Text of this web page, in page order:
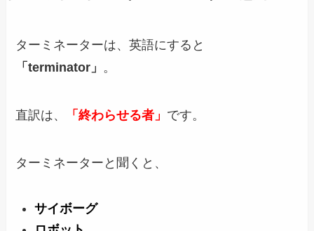
ターミネーターは、英語にすると
「terminator」 。
直訳は、 「終わらせる者」 です。
ターミネーターと聞くと、
サイボーグ